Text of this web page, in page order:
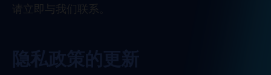
请立即与我们联系。
隐私政策的更新